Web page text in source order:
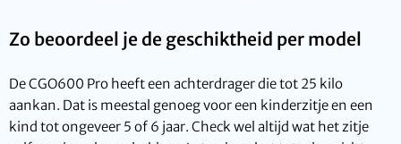
Zo beoordeel je de geschiktheid per model
De CGO600 Pro heeft een achterdrager die tot 25 kilo
aankan. Dat is meestal genoeg voor een kinderzitje en een
kind tot ongeveer 5 of 6 jaar. Check wel altijd wat het zitje